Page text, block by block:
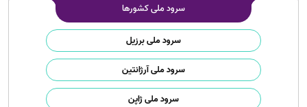
سرود ملی کشورها
سرود ملی برزیل
سرود ملی آرژانتین
سرود ملی ژاپن